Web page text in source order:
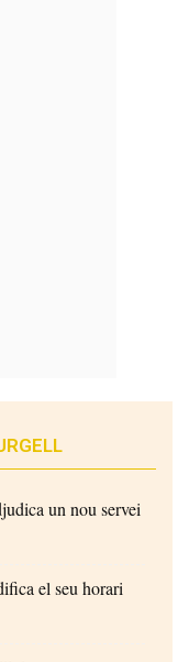
un nou servei
el seu horari